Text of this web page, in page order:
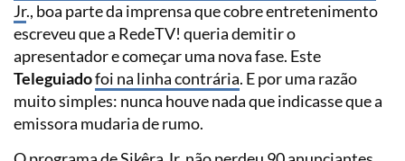
Jr., boa parte da imprensa que cobre entretenimento
escreveu que a RedeTV! queria demitir o
apresentador e começar uma nova fase. Este
Teleguiadofoi na linha contrária. E por uma razão
muito simples: nunca houve nada que indicasse que a
emissora mudaria de rumo.